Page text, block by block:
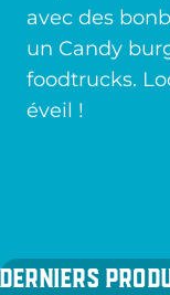
avec des
un Candy
foodtrucks.
éveil !
Derniers